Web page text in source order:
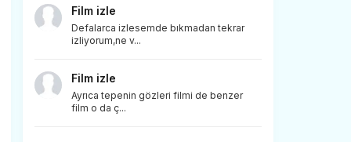
Film izle
Defalarca izlesemde bıkmadan tekrar
izliyorum,ne v...
Film izle
Ayrıca tepenin gözleri filmi de benzer
film o da ç...